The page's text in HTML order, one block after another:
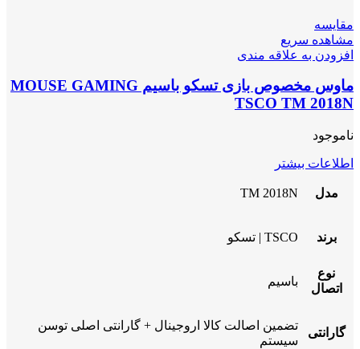
مقایسه
مشاهده سریع
افزودن به علاقه مندی
ماوس مخصوص بازی تسکو باسیم MOUSE GAMING
TSCO TM 2018N
ناموجود
اطلاعات بیشتر
مدل TM 2018N
برند TSCO | تسکو
نوع
اتصال
باسیم
گارانتی
تضمین اصالت کالا اروجینال + گارانتی اصلی توسن
سیستم